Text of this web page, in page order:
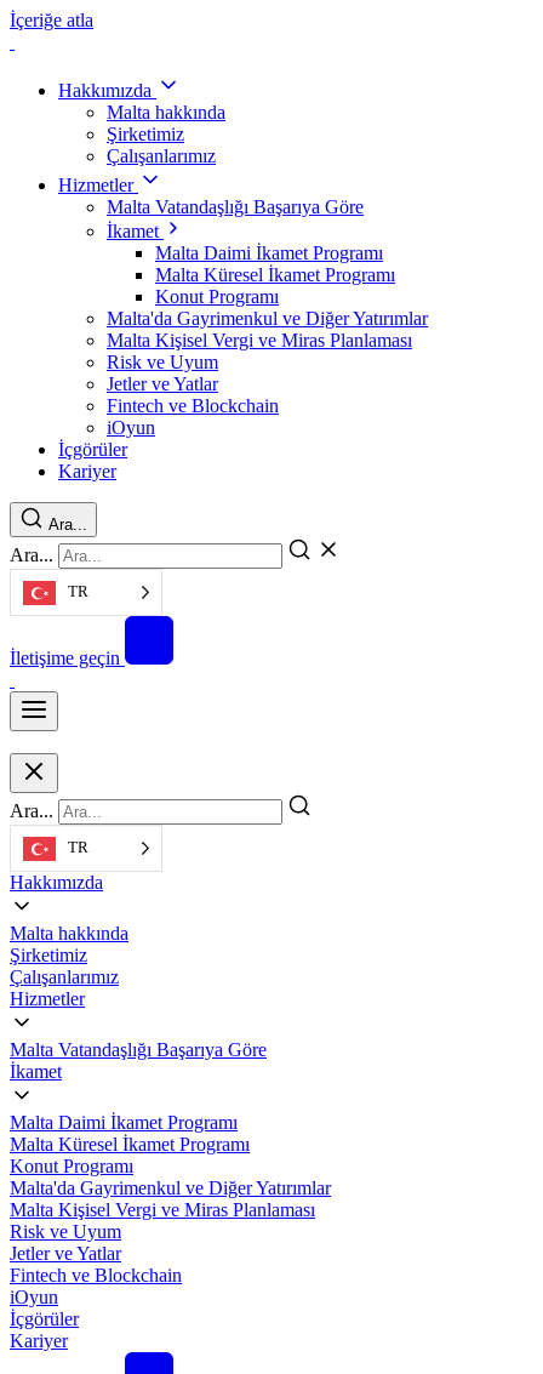
İçeriğe atla
Hakkımızda
Malta hakkında
Şirketimiz
Çalışanlarımız
Hizmetler
Malta Vatandaşlığı Başarıya Göre
İkamet
Malta Daimi İkamet Programı
Malta Küresel İkamet Programı
Konut Programı
Malta'da Gayrimenkul ve Diğer Yatırımlar
Malta Kişisel Vergi ve Miras Planlaması
Risk ve Uyum
Jetler ve Yatlar
Fintech ve Blockchain
iOyun
İçgörüler
Kariyer
Ara...
Ara...
TR
İletişime geçin
Ara...
TR
Hakkımızda
Malta hakkında
Şirketimiz
Çalışanlarımız
Hizmetler
Malta Vatandaşlığı Başarıya Göre
İkamet
Malta Daimi İkamet Programı
Malta Küresel İkamet Programı
Konut Programı
Malta'da Gayrimenkul ve Diğer Yatırımlar
Malta Kişisel Vergi ve Miras Planlaması
Risk ve Uyum
Jetler ve Yatlar
Fintech ve Blockchain
iOyun
İçgörüler
Kariyer